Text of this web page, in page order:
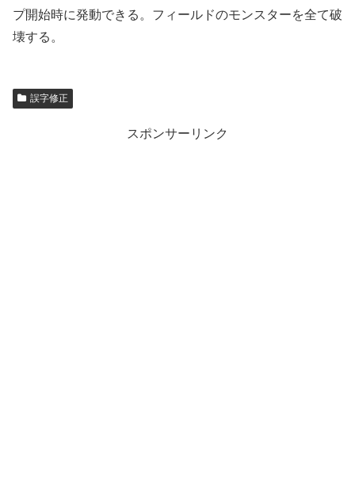
プ開始時に発動できる。フィールドのモンスターを全て破
壊する。
誤字修正
スポンサーリンク